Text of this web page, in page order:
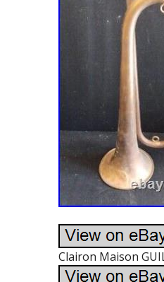
Clairon Maison